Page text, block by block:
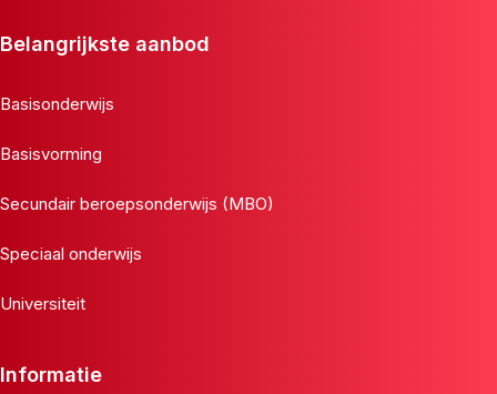
Belangrijkste aanbod
Basisonderwijs
Basisvorming
Secundair beroepsonderwijs (MBO)
Speciaal onderwijs
Universiteit
Informatie